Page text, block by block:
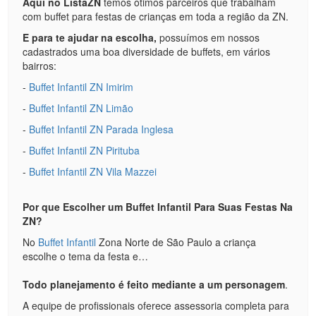
com buffet para festas de crianças em toda a região da ZN.
E para te ajudar na escolha,possuímos em nossos
cadastrados uma boa diversidade de buffets, em vários
bairros:
- Buffet Infantil ZN Imirim
- Buffet Infantil ZN Limão
- Buffet Infantil ZN Parada Inglesa
- Buffet Infantil ZN Pirituba
- Buffet Infantil ZN Vila Mazzei
Por que Escolher um Buffet Infantil Para Suas Festas Na
ZN?
No Buffet InfantilZona Norte de São Paulo a criança
escolhe o tema da festa e…
Todo planejamento é feito mediante a um personagem.
A equipe de profissionais oferece assessoria completa para